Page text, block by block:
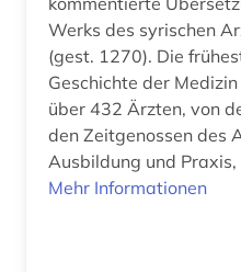
Werks des syrischen
(gest. 1270). Die
Geschichte der
über 432 Ärzten, von
den Zeitgenossen des
Ausbildung und
Mehr Informationen